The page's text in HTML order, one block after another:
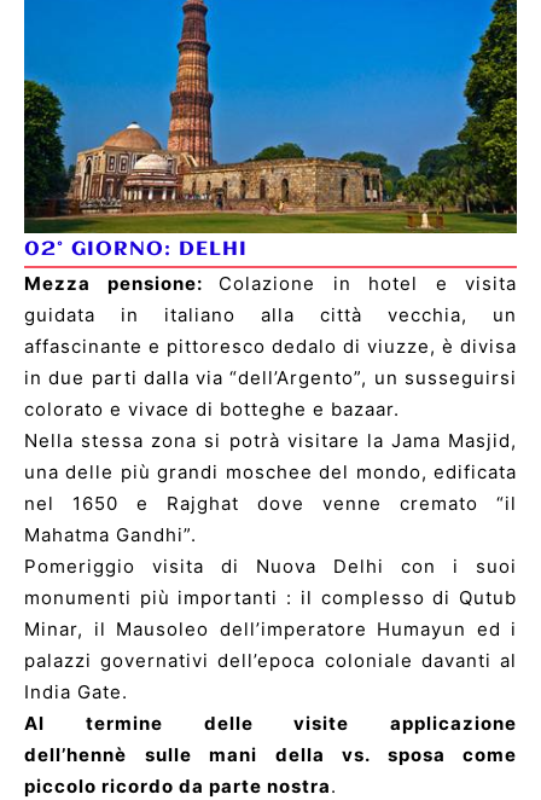
02° GIORNO: DELHI
Mezza pensione: Colazione in hotel e visita
guidata in italiano alla città vecchia, un
affascinante e pittoresco dedalo di viuzze, è divisa
in due parti dalla via “dell’Argento”, un susseguirsi
colorato e vivace di botteghe e bazaar.
Nella stessa zona si potrà visitare la Jama Masjid,
una delle più grandi moschee del mondo, edificata
nel 1650 e Rajghat dove venne cremato “il
Mahatma Gandhi”.
Pomeriggio visita di Nuova Delhi con i suoi
monumenti più importanti : il complesso di Qutub
Minar, il Mausoleo dell’imperatore Humayun ed i
palazzi governativi dell’epoca coloniale davanti al
India Gate.
Al termine delle visite applicazione
dell’hennè sulle mani della vs. sposa come
piccolo ricordo da parte nostra.